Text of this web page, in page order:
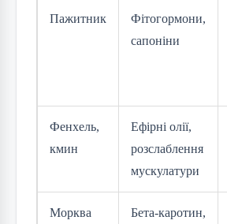
Пажитник
Фітогормони,
сапоніни
Фенхель,
кмин
Ефірні олії,
розслаблення
мускулатури
Морква
Бета-каротин,